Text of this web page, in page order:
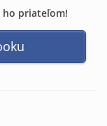
ho priateľom!